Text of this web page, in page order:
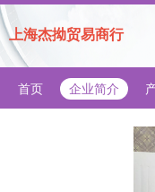
上海杰拗贸易商行
首页 企业简介